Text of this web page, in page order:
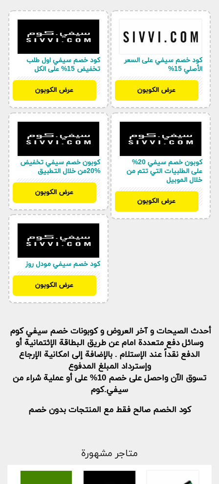
كود خصم سيفي على السعر
الأصلي 15%
عرض الكوبون
كود خصم سيفي اول طلب
تخفيض 15% على الكل
عرض الكوبون
كوبون خصم سيفي 20%
على الطلبيات التي تتم من
خلال الموبيل
عرض الكوبون
كوبون خصم سيفي تخفيض
%20من خلال التطبيق
عرض الكوبون
كود خصم سيفي مودل روز
عرض الكوبون
أحدث الصيحات و آخر العروض و كوبونات خصم سيفي كوم
وسائل دفع متعددة امام عن طريق البطاقة الإئتمانية أو
الدفع نقداً عند الإستلام . بالإضافة إلى امكانية الإرجاع
وإسترداد المبلغ المدفوع
تسوق الآن واحصل على خصم 10% على أو عملية شراء من
سيفي.كوم
كود الخصم صالح فقط مع المنتجات بدون خصم
متاجر مشهورة